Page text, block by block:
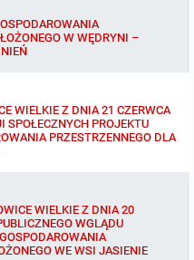
Wielkie
W WĘDRYNI –
WIELKIE Z DNIA 21 CZERWCA
SPOŁECZNYCH PROJEKTU
PRZESTRZENNEGO DLA
WIELKIE Z DNIA 20
WGLĄDU
WE WSI JASIENIE